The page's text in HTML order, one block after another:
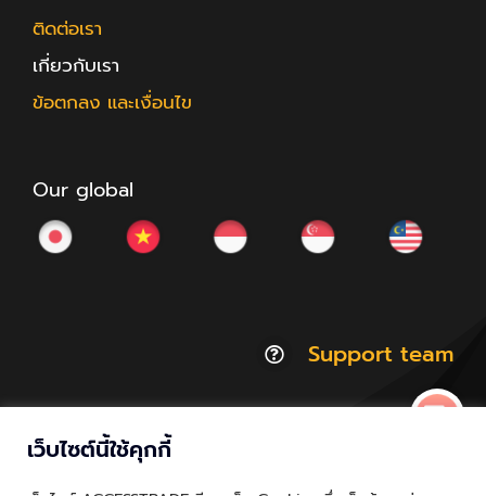
ติดต่อเรา
เกี่ยวกับเรา
ข้อตกลง และเงื่อนไข
Our global
Support team
เว็บไซต์นี้ใช้คุกกี้